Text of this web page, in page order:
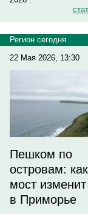
Регион сегодня
22 Мая 2026, 13:30
Пешком по
островам:
мост
в Приморье